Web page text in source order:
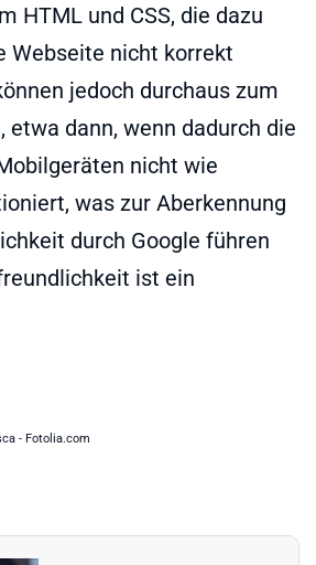
HTML und CSS, die dazu
Webseite nicht korrekt
jedoch durchaus zum
etwa dann, wenn dadurch die
nicht wie
was zur Aberkennung
durch Google führen
ist ein
- Fotolia.com